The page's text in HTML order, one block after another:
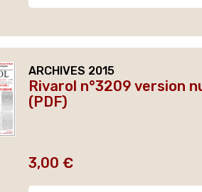
ARCHIVES 2015
Rivarol n°3209 version
(PDF)
Prix
3,00 €